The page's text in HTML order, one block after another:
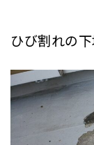
ひび割れの